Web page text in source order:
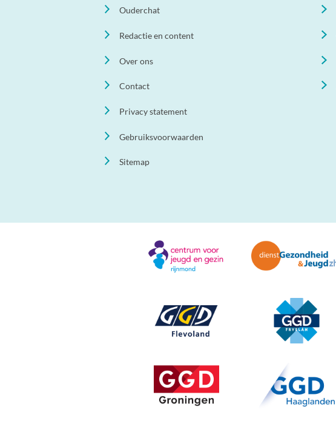
Ouderchat
Redactie en content
Over ons
Contact
Privacy statement
Gebruiksvoorwaarden
Sitemap